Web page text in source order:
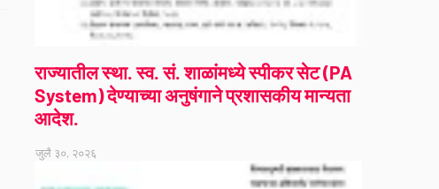
राज्यातील स्था. स्व. सं. शाळांमध्ये स्पीकर सेट (PA
System) देण्याच्या अनुषंगाने प्रशासकीय मान्यता
आदेश.
जुलै ३०, २०२६